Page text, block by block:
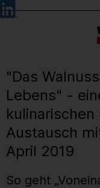
Barrierefreie
Bedienung
Sprachauswahl
"Das
Lebens" -
Austausch
April 2019
So geht